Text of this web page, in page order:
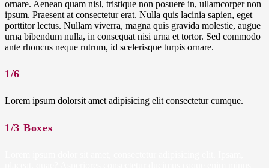
ornare. Aenean quam nisl, tristique non posuere in, ullamcorper non
ipsum. Praesent at consectetur erat. Nulla quis lacinia sapien, eget
porttitor lectus. Nullam viverra, magna quis gravida molestie, augue
urna bibendum nulla, in consequat nisi urna et tortor. Sed commodo
ante rhoncus neque rutrum, id scelerisque turpis ornare.
1/6
Lorem ipsum dolorsit amet adipisicing elit consectetur cumque.
1/3 Boxes